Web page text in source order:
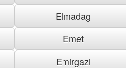
Elmadag
Emet
Emirgazi